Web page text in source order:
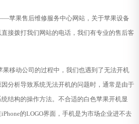
苹果售后维修服务中心网站，关于苹果设备
接拨打我们网站的电话，我们有专业的售后客
果移动公司的过程中，我们也遇到了无法开机
分析导致系统无法开机的问题时，通常是由于
结构的操作方法。不合适的白色苹果开机显
的LOGO界面，手机是为市场企业进不去